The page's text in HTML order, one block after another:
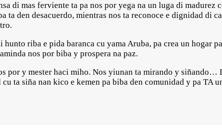
di mas ferviente ta pa nos por yega na un luga di madurez
ta den desacuerdo, mientras nos ta reconoce e dignidad di
hunto riba e pida baranca cu yama Aruba, pa crea un hogar
nos por biba y prospera na paz.
por y mester haci miho. Nos yiunan ta mirando y siñando…
ta siña nan kico e kemen pa biba den comunidad y pa TA